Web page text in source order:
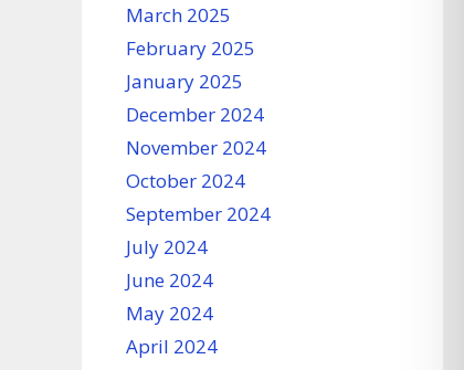
March 2025
February 2025
January 2025
December 2024
November 2024
October 2024
September 2024
July 2024
June 2024
May 2024
April 2024